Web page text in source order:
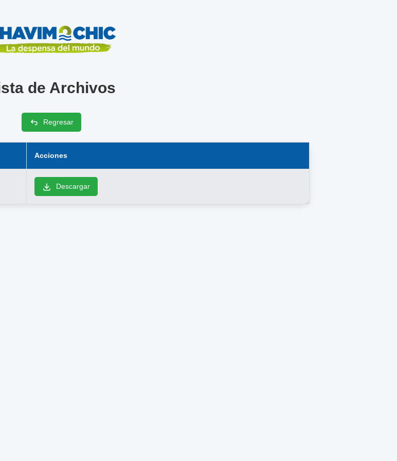
de Archivos
Regresar
Acciones
Descargar